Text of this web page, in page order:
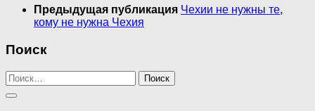
Предыдущая публикация Чехии не нужны те,
кому не нужна Чехия
Поиск
Найти: